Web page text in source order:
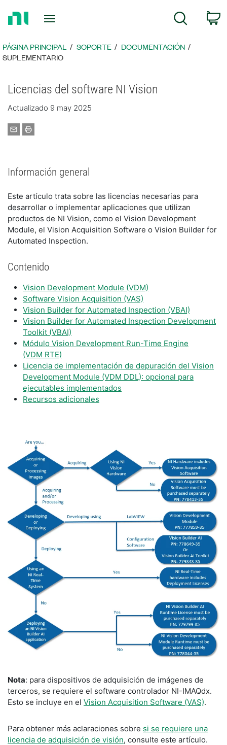
página
principal
Búsqueda
PÁGINA PRINCIPAL SOPORTE
DOCUMENTACIÓN
SUPLEMENTARIO
Licencias del software NI Vision
Actualizado 9 may 2025
Información general
Este artículo trata sobre las licencias necesarias para
desarrollar o implementar aplicaciones que utilizan
productos de NI Vision, como el Vision Development
Module, el Vision Acquisition Software o Vision Builder for
Automated Inspection.
Contenido
Vision Development Module (VDM)
Software Vision Acquisition (VAS)
Vision Builder for Automated Inspection (VBAI)
Vision Builder for Automated Inspection Development
Toolkit (VBAI)
Módulo Vision Development Run-Time Engine
(VDM RTE)
Licencia de implementación de depuración del Vision
Development Module (VDM DDL): opcional para
ejecutables implementados
Recursos adicionales
Nota: para dispositivos de adquisición de imágenes de
terceros, se requiere el software controlador NI-IMAQdx.
Esto se incluye en el Vision Acquisition Software (VAS).
Para obtener más aclaraciones sobre si se requiere una
licencia de adquisición de visión, consulte este artículo.